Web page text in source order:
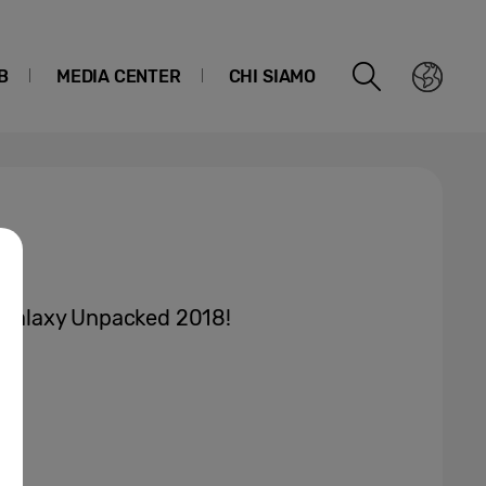
MEDIA CENTER CHI SIAMO
Unpacked 2018!